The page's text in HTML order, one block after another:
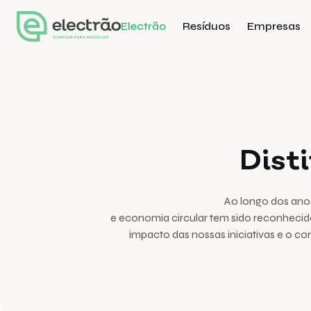
Electrão Resíduos Empresas
Ao longo dos
e economia circular tem sido
impacto das nossas iniciativas e o